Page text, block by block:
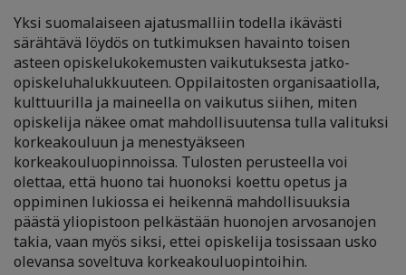
Yksi suomalaiseen ajatusmalliin todella ikävästi
särähtävä löydös on tutkimuksen havainto toisen
asteen opiskelukokemusten vaikutuksesta jatko-
opiskeluhalukkuuteen. Oppilaitosten organisaatiolla,
kulttuurilla ja maineella on vaikutus siihen, miten
opiskelija näkee omat mahdollisuutensa tulla valituksi
korkeakouluun ja menestyäkseen
korkeakouluopinnoissa. Tulosten perusteella voi
olettaa, että huono tai huonoksi koettu opetus ja
oppiminen lukiossa ei heikennä mahdollisuuksia
päästä yliopistoon pelkästään huonojen arvosanojen
takia, vaan myös siksi, ettei opiskelija tosissaan usko
olevansa soveltuva korkeakouluopintoihin.